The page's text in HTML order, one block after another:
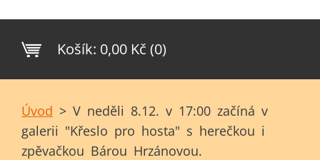
Košík: 0,00 Kč (0)
Úvod > V neděli 8.12. v 17:00 začíná v
galerii "Křeslo pro hosta" s herečkou i
zpěvačkou Bárou Hrzánovou.